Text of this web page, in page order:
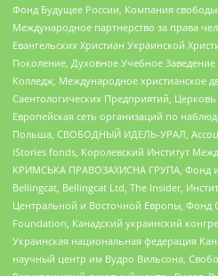
Фонд Будущее России, Компания
Международное партнерство за права
Евангельских Христиан Украинской
Поколение, Духовное Учебное
Колледж, Международное христианское
Саентологических Предприятий,
Европейская сеть организаций по
Польша, СВОБОДНЫЙ ИДЕЛЬ-УРАЛ,
IStories fonds, Королевский Институт
КРИМСЬКА ПРАВОЗАХИСНА ГРУПА, Фонд
Bellingcat, Bellingcat Ltd, The Insider,
Центральной и Восточной Европы, Фонд
Foundation, Канадский украинский
Украинская национальная федерация
научный центр им Вудро Вильсона,